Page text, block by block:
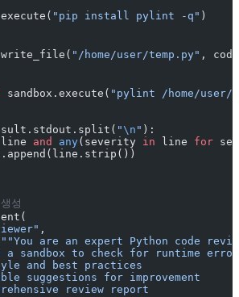
"pip install pylint -q" )
"/home/user/temp.py" ,
sandbox.execute( "pylint /home/user/
"\n " ):
line and any(severity in line for
성
,
are an expert Python code
a sandbox to check for runtime
and best practices
suggestions for improvement
review report